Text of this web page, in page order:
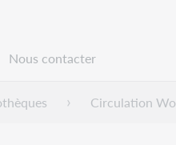
Nous contacter
globale Circulation